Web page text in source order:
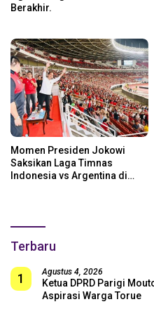
Berakhir.
Momen Presiden Jokowi
Saksikan Laga Timnas
Indonesia vs Argentina di
Terbaru
1 Agustus 4, 2026
Ketua DPRD Parigi
Aspirasi Warga Torue